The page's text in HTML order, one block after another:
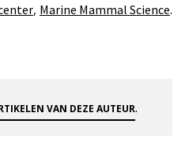
, Marine Mammal Science.
VAN DEZE AUTEUR.